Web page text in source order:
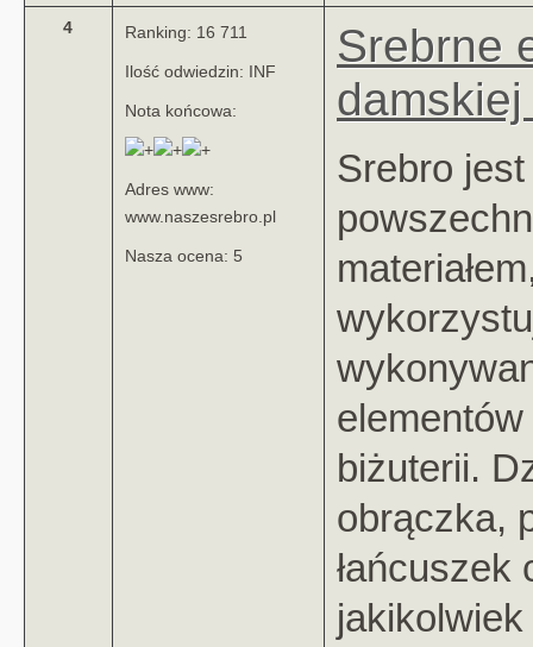
4 Ranking: 16 711
Ilość odwiedzin: INF
Nota końcowa:
Adres www:
www.naszesrebro.pl
Nasza ocena: 5
Srebrne
Srebro
biżuterii.
obrączka,
łańcuszek